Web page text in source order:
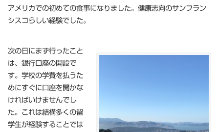
アメリカでの初めての食事になりました。健康志向のサンフラン
シスコらしい経験でした。
次の日にまず行ったこと
は、銀行口座の開設で
す。学校の学費を払うた
めにすぐに口座を開かな
ければいけませんでし
た。これは結構多くの留
学生が経験することでは